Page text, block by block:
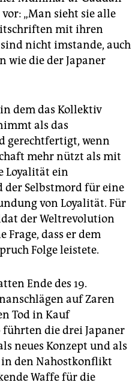
„Man sieht sie alle
mit ihren
nicht imstande, auch
wie die der Japaner
dem das Kollektiv
als das
gerechtfertigt, wenn
mehr nützt als mit
Loyalität ein
der Selbstmord für eine
von Loyalität. Für
der Weltrevolution
Frage, dass er dem
Folge leistete.
Ende des 19.
auf Zaren
Tod in Kauf
führten die drei Japaner
neues Konzept und als
in den Nahostkonflikt
Waffe für die